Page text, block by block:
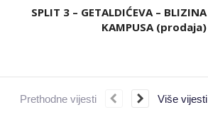
SPLIT 3 – GETALDIĆEVA – BLIZINA
KAMPUSA (prodaja)
Prethodne vijesti Više vijesti